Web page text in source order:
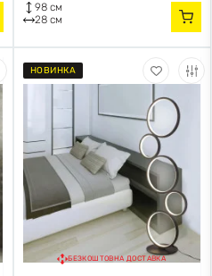
98 см
28 см
НОВИНКА
БЕЗКОШТОВНА ДОСТАВКА